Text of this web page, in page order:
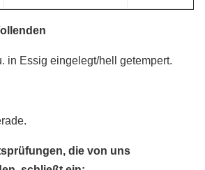
in Essig eingelegt/hell getempert.
die von uns